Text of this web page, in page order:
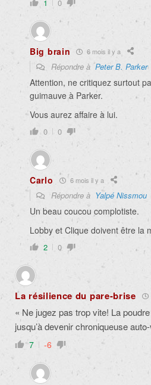
1 0
Big brain 6 mois il y a
Répondre àPeter B. Parker
Attention, ne critiquez surtout
guimauve à Parker.
Vous aurez affaire à lui.
0 0
Carlo 6 mois il y a
Répondre à Yalpé Nissmou
Un beau coucou complotiste.
Lobby et Clique doivent être la
2 0
La résilience du pare-brise
« Ne jugez pas trop vite! La
jusqu’à devenir chroniqueuse
7 -6